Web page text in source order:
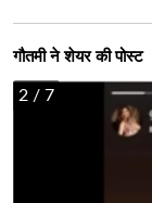
गौतमी ने शेयर की पोस्ट
2 / 7